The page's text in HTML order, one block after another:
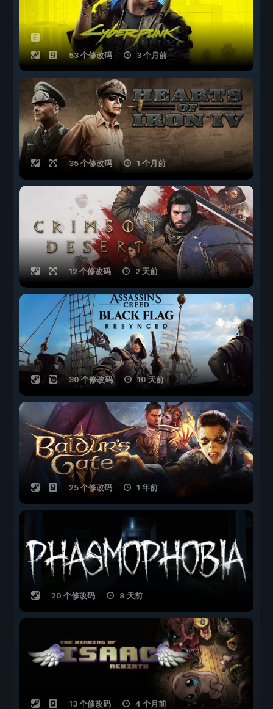
53 个修改码 3 个月前
35 个修改码 1 个月前
12 个修改码 2 天前
30 个修改码 10 天前
25 个修改码 1 年前
20 个修改码 8 天前
13 个修改码 4 个月前